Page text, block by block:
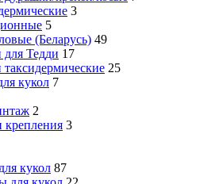
3
5
(Беларусь) 49
для Тедди 17
таксидермические 25
кукол 7
2
3
кукол 87